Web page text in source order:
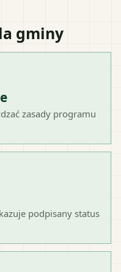
gminy
zasady programu
podpisany status